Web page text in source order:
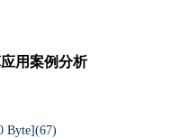
用案例分析
Byte](67)